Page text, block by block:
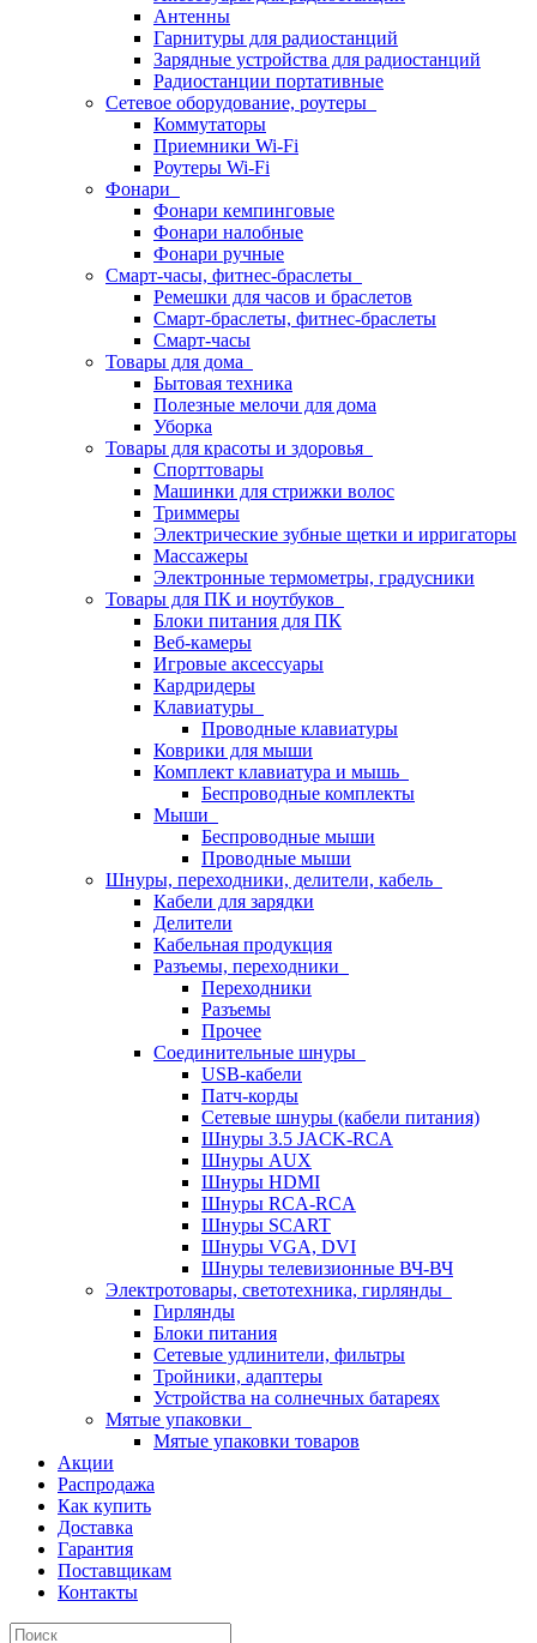
Антенны
Гарнитуры для радиостанций
Зарядные устройства для радиостанций
Радиостанции портативные
Сетевое оборудование, роутеры
Коммутаторы
Приемники Wi-Fi
Роутеры Wi-Fi
Фонари
Фонари кемпинговые
Фонари налобные
Фонари ручные
Смарт-часы, фитнес-браслеты
Ремешки для часов и браслетов
Смарт-браслеты, фитнес-браслеты
Смарт-часы
Товары для дома
Бытовая техника
Полезные мелочи для дома
Уборка
Товары для красоты и здоровья
Спорттовары
Машинки для стрижки волос
Триммеры
Электрические зубные щетки и ирригаторы
Массажеры
Электронные термометры, градусники
Товары для ПК и ноутбуков
Блоки питания для ПК
Веб-камеры
Игровые аксессуары
Кардридеры
Клавиатуры
Проводные клавиатуры
Коврики для мыши
Комплект клавиатура и мышь
Беспроводные комплекты
Мыши
Беспроводные мыши
Проводные мыши
Шнуры, переходники, делители, кабель
Кабели для зарядки
Делители
Кабельная продукция
Разъемы, переходники
Переходники
Разъемы
Прочее
Соединительные шнуры
USB-кабели
Патч-корды
Сетевые шнуры (кабели питания)
Шнуры 3.5 JACK-RCA
Шнуры AUX
Шнуры HDMI
Шнуры RCA-RCA
Шнуры SCART
Шнуры VGA, DVI
Шнуры телевизионные ВЧ-ВЧ
Электротовары, светотехника, гирлянды
Гирлянды
Блоки питания
Сетевые удлинители, фильтры
Тройники, адаптеры
Устройства на солнечных батареях
Мятые упаковки
Мятые упаковки товаров
Акции
Распродажа
Как купить
Доставка
Гарантия
Поставщикам
Контакты